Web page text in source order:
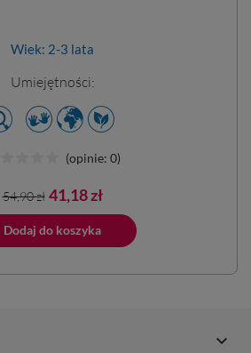
Wiek: 2-3 lata
Umiejętności:
(opinie: 0)
Cena
podstawowa
54,90 zł Cena
41,18 zł
Dodaj do koszyka
